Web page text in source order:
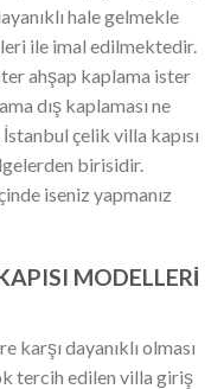
hale gelmekle
ile imal edilmektedir.
ahşap kaplama ister
dış kaplaması ne
çelik villa kapısı
birisidir.
iseniz yapmanız
MODELLERİ
karşı dayanıklı olması
tercih edilen villa giriş